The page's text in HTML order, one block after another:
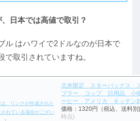
日本では高値で取引？
ル はハワイで2ドルなのが日本で
で取引されていますね。
北米限定 スターバックス
ブラー コップ 日用品
ーヒー アメリカ キッチン
価格：1320円（税込、送料
時点)